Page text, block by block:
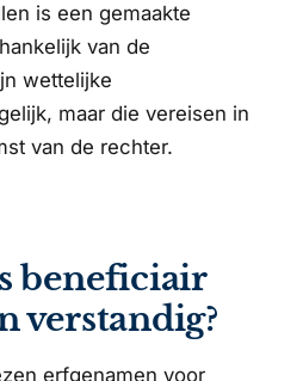
is een gemaakte
van de
wettelijke
maar die vereisen in
van de rechter.
beneficiair
verstandig?
erfgenamen voor